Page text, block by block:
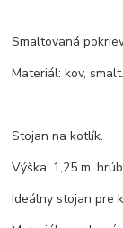
Smaltovaná
Materiál: kov, smalt.
Stojan na kotlík.
Výška: 1,25 m,
Ideálny stojan pre